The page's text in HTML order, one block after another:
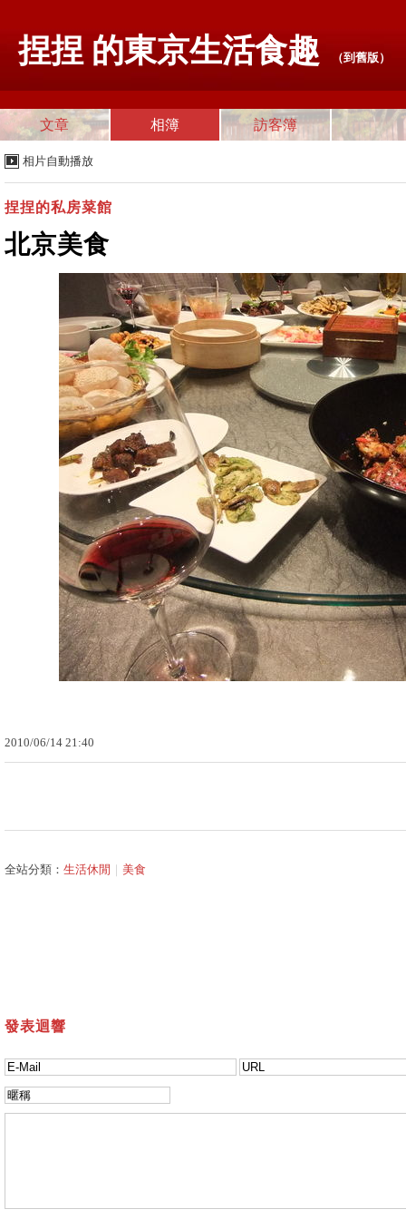
捏捏 的東京生活食趣 （到舊版）
文章 相簿 訪客簿
相片自動播放
捏捏的私房菜館
北京美食
2010/06/14 21:40
全站分類： 生活休閒 美食
發表迴響